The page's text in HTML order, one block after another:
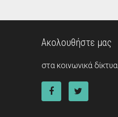
Ακολουθήστε μας
στα κοινωνικά δίκτυα